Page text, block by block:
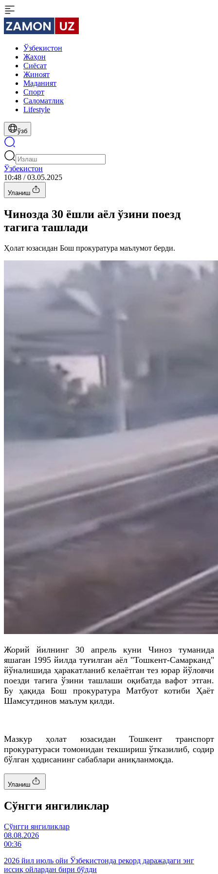
Ўзбекистон
Жаҳон
Сиёсат
Жиноят
Маданият
Спорт
Cаломатлик
Lifestyle
ўзб
Ўзбекистон
10:48 / 03.05.2025
Уланиш
Чинозда 30 ёшли аёл ўзини поезд
тагига ташлади
Ҳолат юзасидан Бош прокуратура маълумот берди.
Жорий йилнинг 30 апрель куни Чиноз туманида
яшаган 1995 йилда туғилган аёл "Тошкент-Самарканд"
йўналишида ҳаракатланиб келаётган тез юрар йўловчи
поезди тагига ўзини ташлаши оқибатда вафот этган.
Бу ҳақида Бош прокуратура Матбуот котиби Ҳаёт
Шамсутдинов маълум қилди.
Мазкур ҳолат юзасидан Тошкент транспорт
прокуратураси томонидан текшириш ўтказилиб, содир
бўлган ҳодисанинг сабаблари аниқланмоқда.
Уланиш
Cўнгги янгиликлар
Cўнгги янгиликлар
08.08.2026
00:36
2026 йил июль ойи Ўзбекистонда рекорд даражадаги энг
иссиқ ойлардан бири бўлди